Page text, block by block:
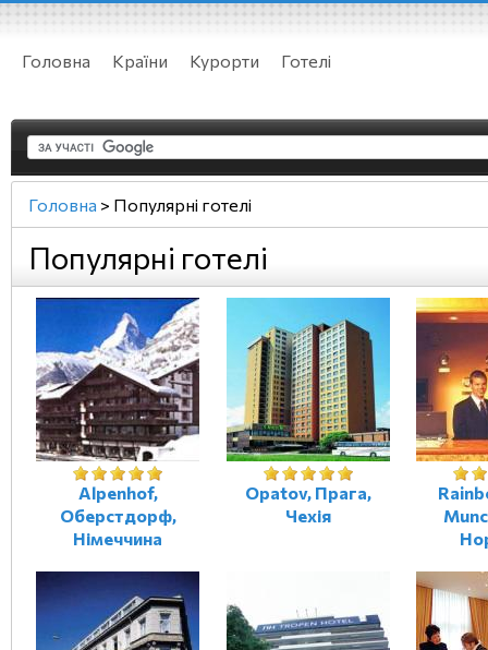
Головна Країни Курорти Готелі
Головна > Популярні готелі
Популярні готелі
Alpenhof,
Оберстдорф,
Німеччина
Opatov, Прага,
Чехія